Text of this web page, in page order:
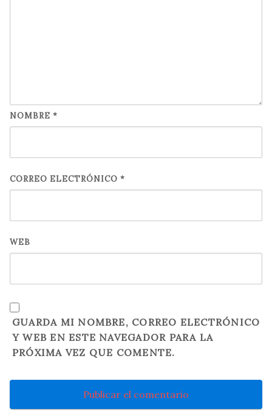
NOMBRE *
CORREO ELECTRÓNICO *
WEB
GUARDA MI NOMBRE, CORREO ELECTRÓNICO
Y WEB EN ESTE NAVEGADOR PARA LA
PRÓXIMA VEZ QUE COMENTE.